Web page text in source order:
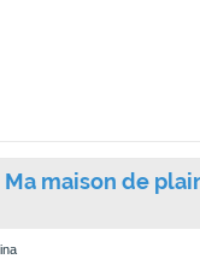
Ma maison de